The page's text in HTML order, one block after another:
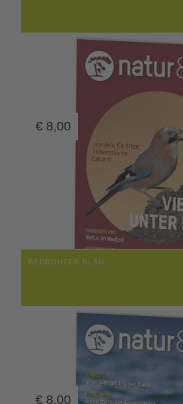
€ 8,00
BEDROHTES BLAU
€ 8,00